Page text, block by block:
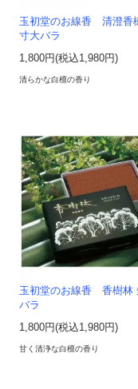
玉初堂のお線香 清澄香
寸大バラ
1,800円(税込1,980円)
清らかな白檀の香り
玉初堂のお線香 香樹林
バラ
1,800円(税込1,980円)
甘く清浄な白檀の香り